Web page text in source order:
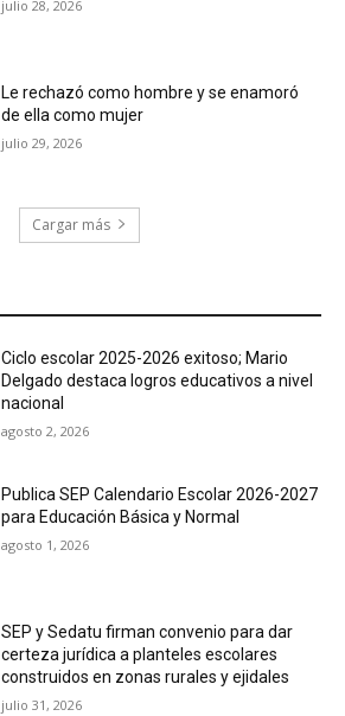
julio 28, 2026
Le rechazó como hombre y se enamoró
de ella como mujer
julio 29, 2026
Cargar más
Ciclo escolar 2025-2026 exitoso; Mario
Delgado destaca logros educativos a nivel
nacional
agosto 2, 2026
Publica SEP Calendario Escolar 2026-2027
para Educación Básica y Normal
agosto 1, 2026
SEP y Sedatu firman convenio para dar
certeza jurídica a planteles escolares
construidos en zonas rurales y ejidales
julio 31, 2026